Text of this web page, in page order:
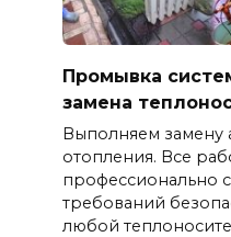
Промывка
замена
Выполняем замену
отопления. Все
профессионально
требований
любой